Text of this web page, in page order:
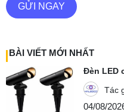
GỬI NGAY
BÀI VIẾT MỚI NHẤT
Đèn LED
Tác
04/08/